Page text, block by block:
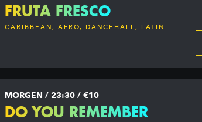
FRUTA FRESCO
CARIBBEAN, AFRO, DANCEHALL, LATIN
MORGEN / 23:30 / €10
DO YOU REMEMBER